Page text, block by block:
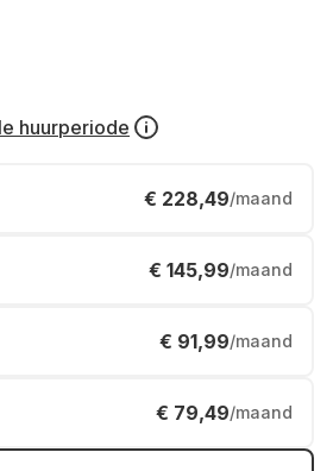
huurperiode
€ 228,49/maand
€ 145,99/maand
€ 91,99/maand
€ 79,49/maand